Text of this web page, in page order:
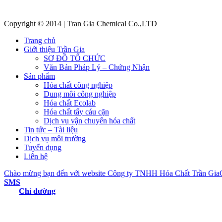
Copyright © 2014 | Tran Gia Chemical Co.,LTD
Trang chủ
Giới thiệu Trần Gia
SƠ ĐỒ TỔ CHỨC
Văn Bản Pháp Lý – Chứng Nhận
Sản phẩm
Hóa chất công nghiệp
Dung môi công nghiệp
Hóa chất Ecolab
Hóa chất tẩy cáu cặn
Dịch vụ vận chuyển hóa chất
Tin tức – Tài liệu
Dịch vụ môi trường
Tuyển dụng
Liên hệ
SMS
Chỉ đường